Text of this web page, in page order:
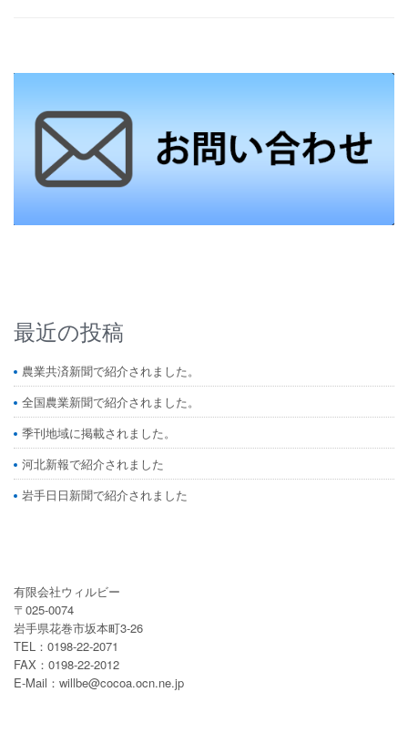
最近の投稿
農業共済新聞で紹介されました。
全国農業新聞で紹介されました。
季刊地域に掲載されました。
河北新報で紹介されました
岩手日日新聞で紹介されました
有限会社ウィルビー
〒025-0074
岩手県花巻市坂本町3-26
TEL：0198-22-2071
FAX：0198-22-2012
E-Mail：willbe@cocoa.ocn.ne.jp